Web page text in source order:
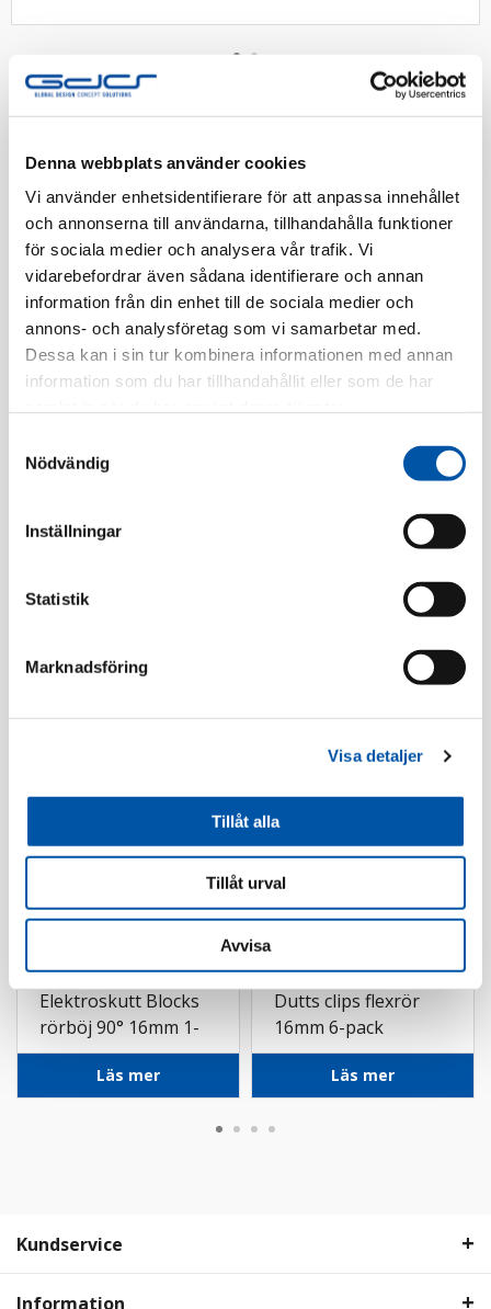
Denna webbplats använder cookies
Vi använder enhetsidentifierare för att anpassa innehållet
och annonserna till användarna, tillhandahålla funktioner
för sociala medier och analysera vår trafik. Vi
vidarebefordrar även sådana identifierare och annan
information från din enhet till de sociala medier och
annons- och analysföretag som vi samarbetar med.
Dessa kan i sin tur kombinera informationen med annan
information som du har tillhandahållit eller som de har
Nödvändig
Inställningar
Statistik
Marknadsföring
Visa detaljer
Tillåt alla
Tillåt urval
Avvisa
100st
EAN-kod:
7350134540006
Tillv. Artnr:
Dutts 16 - 100st
Finns i lager
Beskrivning
Specifikation
Elektroskutt
Elektroskutt Blocks
rörböj 90° 16mm 1-
pack
Läs mer
Elektroskutt
Dutts clips flexrör
16mm 6-pack
Läs mer
Kundservice
Information